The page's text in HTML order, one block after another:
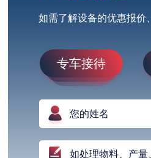
如需了解设备的优惠报价
专车接待